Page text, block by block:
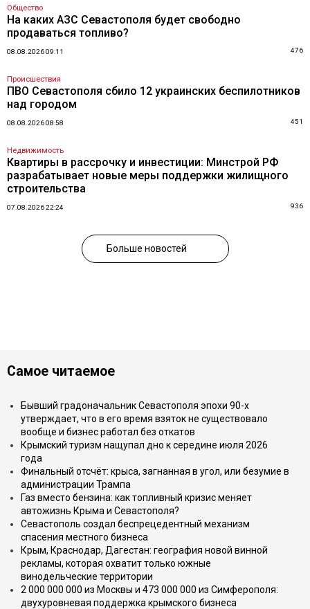
Общество
На каких АЗС Севастополя будет свободно
продаваться топливо?
08.08.2026 09:11 476
Происшествия
ПВО Севастополя сбило 12 украинских беспилотников
над городом
08.08.2026 08:58 451
Недвижимость
Квартиры в рассрочку и инвестиции: Минстрой РФ
разрабатывает новые меры поддержки жилищного
строительства
07.08.2026 22:24 936
Больше новостей
Самое читаемое
Бывший градоначальник Севастополя эпохи 90-х
утверждает, что в его время взяток не существовало
вообще и бизнес работал без откатов
Крымский туризм нащупал дно к середине июля 2026
года
Финальный отсчёт: крыса, загнанная в угол, или безумие в
администрации Трампа
Газ вместо бензина: как топливный кризис меняет
автожизнь Крыма и Севастополя?
Севастополь создал беспрецедентный механизм
спасения местного бизнеса
Крым, Краснодар, Дагестан: география новой винной
рекламы, которая охватит только южные
винодельческие территории
2 000 000 000 из Москвы и 473 000 000 из Симферополя:
двухуровневая поддержка крымского бизнеса